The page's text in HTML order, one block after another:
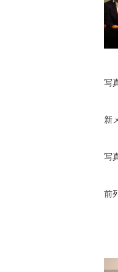
写
新
写
前